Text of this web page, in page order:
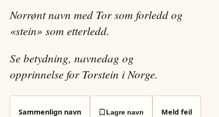
Norrønt navn med Tor som forledd og
«stein» som etterledd.
Se betydning, navnedag og
opprinnelse for Torstein i Norge.
Sammenlign navn Lagre navn Meld feil